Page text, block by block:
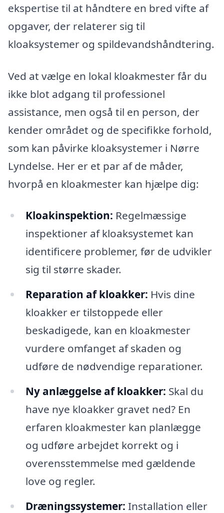
ekspertise til at håndtere en bred vifte af
opgaver, der relaterer sig til
kloaksystemer og spildevandshåndtering.
Ved at vælge en lokal kloakmester får du
ikke blot adgang til professionel
assistance, men også til en person, der
kender området og de specifikke forhold,
som kan påvirke kloaksystemer i Nørre
Lyndelse. Her er et par af de måder,
hvorpå en kloakmester kan hjælpe dig:
Kloakinspektion: Regelmæssige
inspektioner af kloaksystemet kan
identificere problemer, før de udvikler
sig til større skader.
Reparation af kloakker: Hvis dine
kloakker er tilstoppede eller
beskadigede, kan en kloakmester
vurdere omfanget af skaden og
udføre de nødvendige reparationer.
Ny anlæggelse af kloakker: Skal du
have nye kloakker gravet ned? En
erfaren kloakmester kan planlægge
og udføre arbejdet korrekt og i
overensstemmelse med gældende
love og regler.
Dræningssystemer: Installation eller